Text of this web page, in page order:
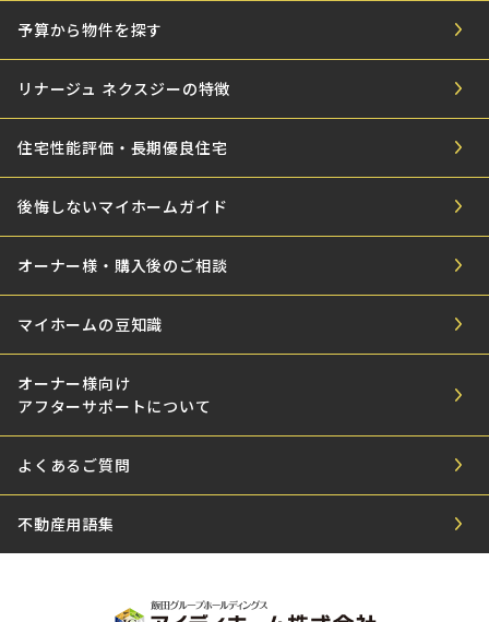
予算から物件を探す
リナージュ ネクスジーの特徴
住宅性能評価・長期優良住宅
後悔しないマイホームガイド
オーナー様・購入後のご相談
マイホームの豆知識
オーナー様向け
アフターサポートについて
よくあるご質問
不動産用語集